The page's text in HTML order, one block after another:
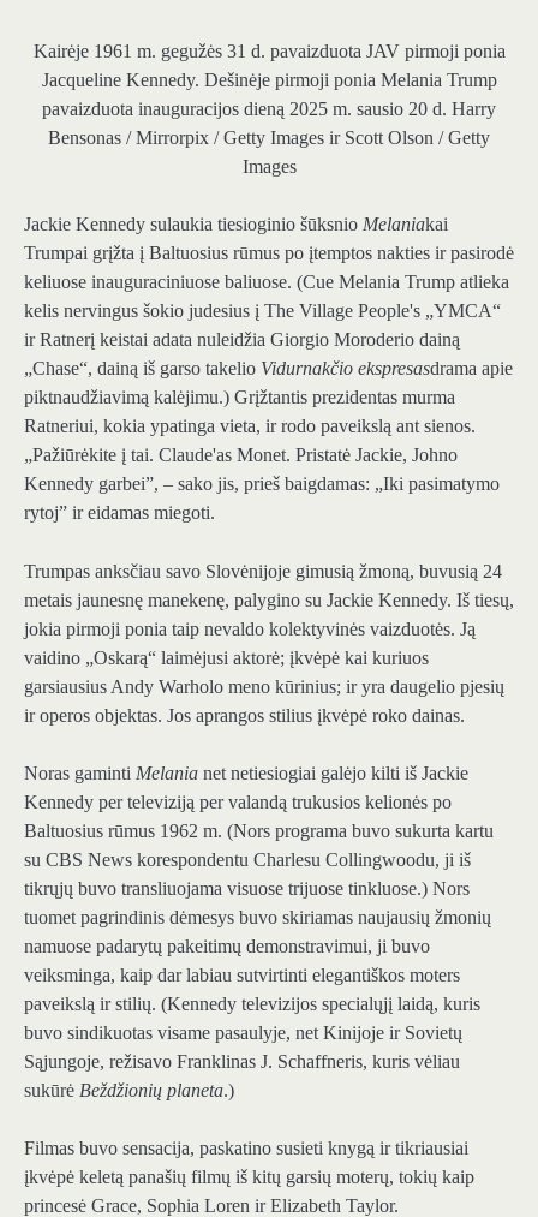
Kairėje 1961 m. gegužės 31 d. pavaizduota JAV pirmoji ponia
Jacqueline Kennedy. Dešinėje pirmoji ponia Melania Trump
pavaizduota inauguracijos dieną 2025 m. sausio 20 d. Harry
Bensonas / Mirrorpix / Getty Images ir Scott Olson / Getty
Images
Jackie Kennedy sulaukia tiesioginio šūksnio Melaniakai
Trumpai grįžta į Baltuosius rūmus po įtemptos nakties ir pasirodė
keliuose inauguraciniuose baliuose. (Cue Melania Trump atlieka
kelis nervingus šokio judesius į The Village People's „YMCA“
ir Ratnerį keistai adata nuleidžia Giorgio Moroderio dainą
„Chase“, dainą iš garso takelio Vidurnakčio ekspresasdrama apie
piktnaudžiavimą kalėjimu.) Grįžtantis prezidentas murma
Ratneriui, kokia ypatinga vieta, ir rodo paveikslą ant sienos.
„Pažiūrėkite į tai. Claude'as Monet. Pristatė Jackie, Johno
Kennedy garbei”, – sako jis, prieš baigdamas: „Iki pasimatymo
rytoj” ir eidamas miegoti.
Trumpas anksčiau savo Slovėnijoje gimusią žmoną, buvusią 24
metais jaunesnę manekenę, palygino su Jackie Kennedy. Iš tiesų,
jokia pirmoji ponia taip nevaldo kolektyvinės vaizduotės. Ją
vaidino „Oskarą“ laimėjusi aktorė; įkvėpė kai kuriuos
garsiausius Andy Warholo meno kūrinius; ir yra daugelio pjesių
ir operos objektas. Jos aprangos stilius įkvėpė roko dainas.
Noras gaminti Melania net netiesiogiai galėjo kilti iš Jackie
Kennedy per televiziją per valandą trukusios kelionės po
Baltuosius rūmus 1962 m. (Nors programa buvo sukurta kartu
su CBS News korespondentu Charlesu Collingwoodu, ji iš
tikrųjų buvo transliuojama visuose trijuose tinkluose.) Nors
tuomet pagrindinis dėmesys buvo skiriamas naujausių žmonių
namuose padarytų pakeitimų demonstravimui, ji buvo
veiksminga, kaip dar labiau sutvirtinti elegantiškos moters
paveikslą ir stilių. (Kennedy televizijos specialųjį laidą, kuris
buvo sindikuotas visame pasaulyje, net Kinijoje ir Sovietų
Sąjungoje, režisavo Franklinas J. Schaffneris, kuris vėliau
sukūrė Beždžionių planeta.)
Filmas buvo sensacija, paskatino susieti knygą ir tikriausiai
įkvėpė keletą panašių filmų iš kitų garsių moterų, tokių kaip
princesė Grace, Sophia Loren ir Elizabeth Taylor.